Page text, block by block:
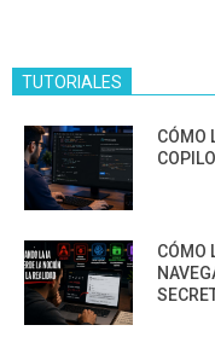
TUTORIALES
CÓMO
CÓMO